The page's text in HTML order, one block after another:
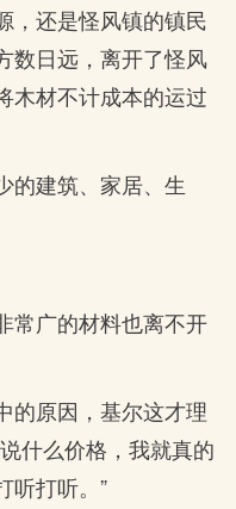
，还是怪风镇的镇民
数日远，离开了怪风
木材不计成本的运过
的建筑、家居、生
常广的材料也离不开
的原因，基尔这才理
什么价格，我就真的
听打听。”